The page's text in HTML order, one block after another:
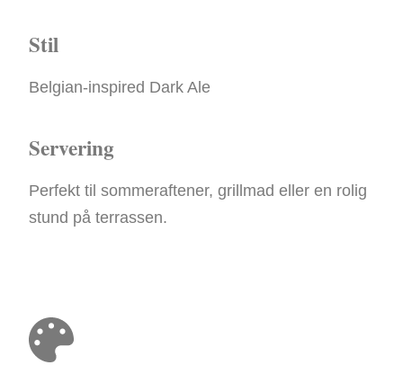
Stil
Belgian-inspired Dark Ale
Servering
Perfekt til sommeraftener, grillmad eller en rolig
stund på terrassen.